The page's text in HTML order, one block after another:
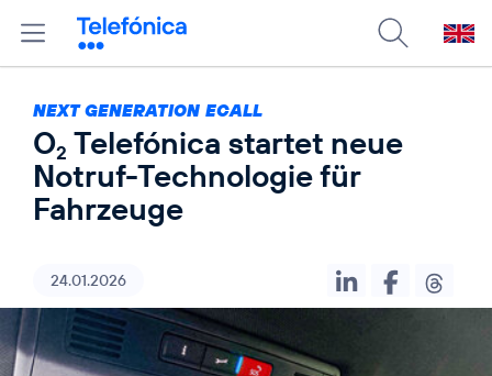
NEXT GENERATION ECALL
O2 Telefónica startet neue
Notruf-Technologie für
Fahrzeuge
24.01.2026